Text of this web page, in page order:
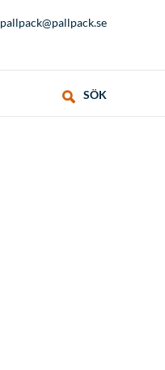
pallpack@pallpack.se
SÖK